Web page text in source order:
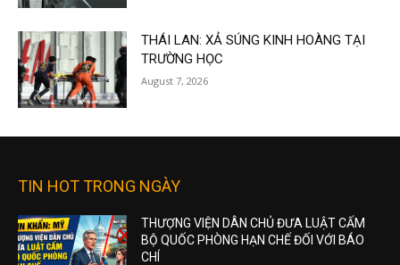
THÁI LAN: XẢ SÚNG KINH HOÀNG TẠI
TRƯỜNG HỌC
August 7, 2026
TIN HOT TRONG NGÀY
THƯỢNG VIỆN DÂN CHỦ ĐƯA LUẬT CẤM
BỘ QUỐC PHÒNG HẠN CHẾ ĐỐI VỚI BÁO
CHÍ